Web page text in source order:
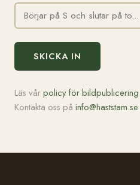
SKICKA IN
Läs vårpolicy för bildpublicering
Kontakta oss på info@haststam.se